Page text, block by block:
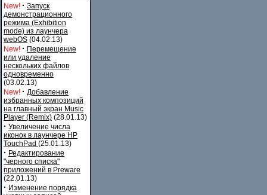
New! · Запуск
демонстрационного
режима (Exhibition
mode) из лаунчера
webOS (04.02.13)
New! · Перемещение
или удаление
нескольких файлов
одновременно
(03.02.13)
New! · Добавление
избранных композиций
на главный экран Music
Player (Remix) (28.01.13)
· Увеличение числа
иконок в лаунчере HP
TouchPad (25.01.13)
· Редактирование
"черного списка"
приложений в Preware
(22.01.13)
· Изменение порядка